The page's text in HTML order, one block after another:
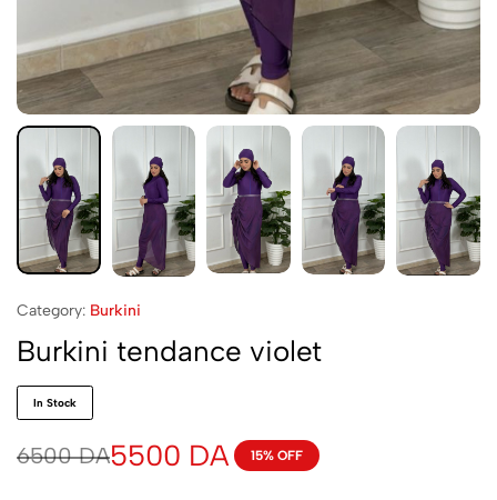
Category: Burkini
Burkini tendance violet
In Stock
6500DA5500 DA 15% OFF